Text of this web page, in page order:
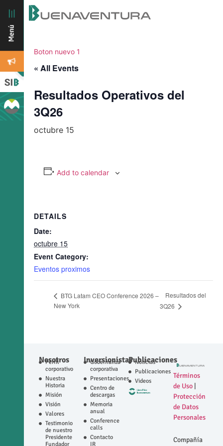
Boton nuevo 1
« All Events
Resultados Operativos del
3Q26
octubre 15
Add to calendar
DETAILS
Date:
octubre 15
Event Category:
Eventos proximos
BTG Latam CEO Conference 2026 –
New York
Resultados del
3Q26
Nosotros
Perfil
corporativo
Nuestra
Historia
Misión
Visión
Valores
Testimonio
de nuestro
Presidente
Fundador
Inversionistas
Gobernanza
corporativa
Presentaciones
Centro de
descargas
Memoria
anual
Conference
calls
Contacto
IR
Publicaciones
Noticias
Publicaciones
Videos
Términos
de Uso
Protección
de Datos
Personales
Compañía